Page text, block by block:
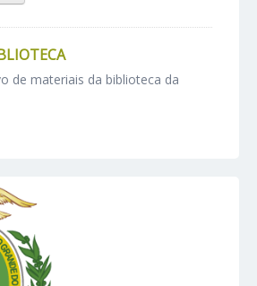
de materiais da biblioteca da